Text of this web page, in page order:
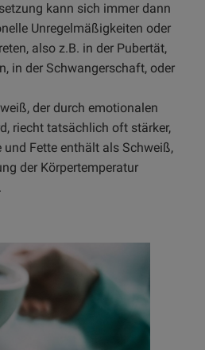
kann sich immer dann
Unregelmäßigkeiten oder
also z.B. in der Pubertät,
in der Schwangerschaft, oder
der durch emotionalen
riecht tatsächlich oft stärker,
und Fette enthält als Schweiß,
der Körpertemperatur